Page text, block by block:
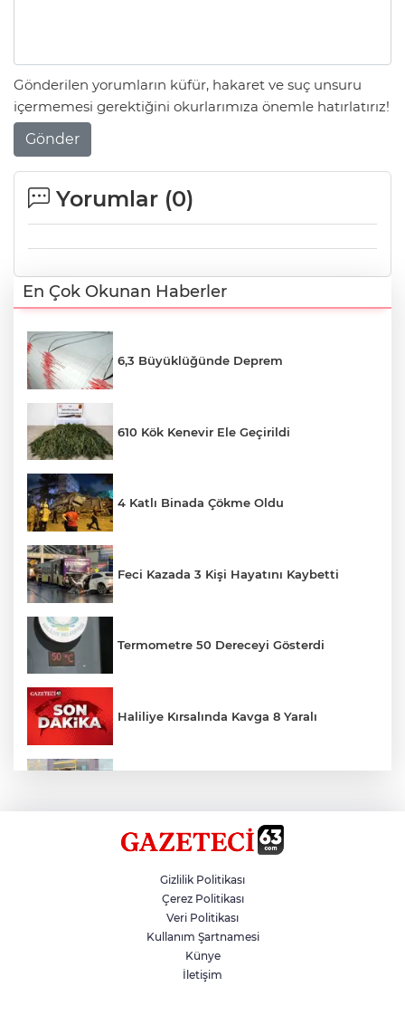
Gönderilen yorumların küfür, hakaret ve suç unsuru
içermemesi gerektiğini okurlarımıza önemle hatırlatırız!
Gönder
Yorumlar (0)
En Çok Okunan Haberler
6,3 Büyüklüğünde Deprem
610 Kök Kenevir Ele Geçirildi
4 Katlı Binada Çökme Oldu
Feci Kazada 3 Kişi Hayatını Kaybetti
Termometre 50 Dereceyi Gösterdi
Haliliye Kırsalında Kavga 8 Yaralı
Hikmet Başak’tan Ulaşım Çalışması
Sezon 18 Ağustos'ta Başlayacak
Gizlilik Politikası
Çerez Politikası
Veri Politikası
Kullanım Şartnamesi
Künye
İletişim